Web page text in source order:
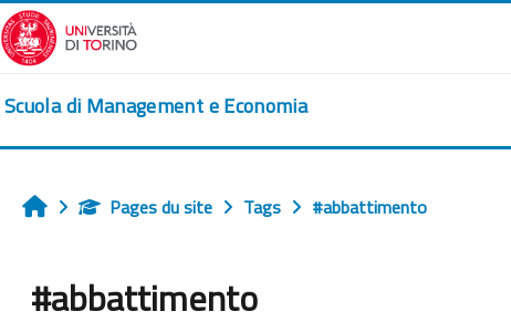
Passer au contenu principal
Scuola di Management e Economia
AccueilPages du site Tags #abbattimento
#abbattimento